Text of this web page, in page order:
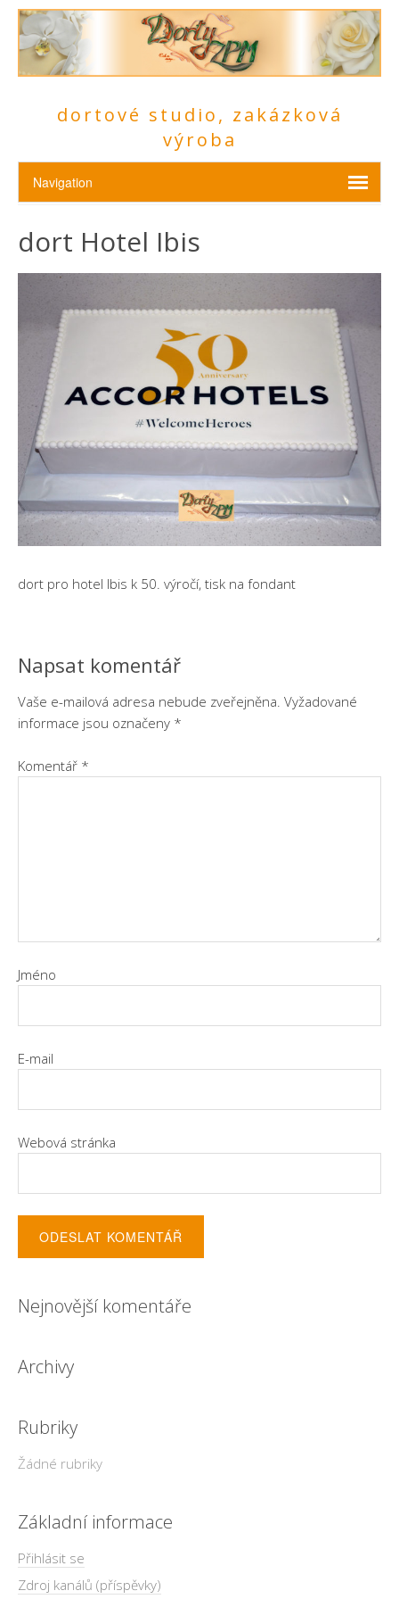
dortové studio, zakázková
výroba
dort Hotel Ibis
dort pro hotel Ibis k 50. výročí, tisk na fondant
Napsat komentář
Vaše e-mailová adresa nebude zveřejněna. Vyžadované
informace jsou označeny *
Komentář *
Jméno
E-mail
Webová stránka
Nejnovější komentáře
Archivy
Rubriky
Žádné rubriky
Základní informace
Přihlásit se
Zdroj kanálů (příspěvky)